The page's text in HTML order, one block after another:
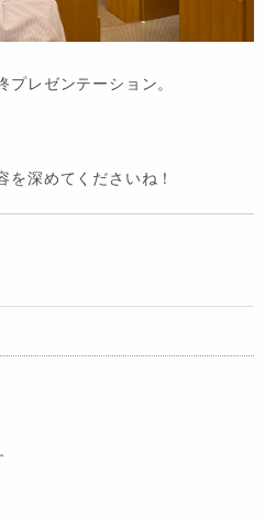
レゼンテーション。
を深めてくださいね！